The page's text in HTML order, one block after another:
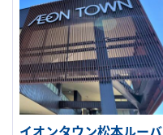
イオンタウン松本ルーバ